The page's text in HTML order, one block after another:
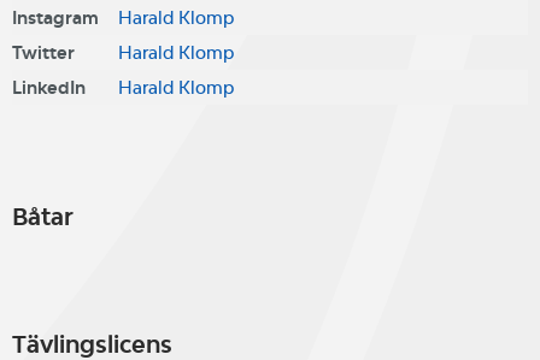
Instagram
Harald Klomp
Twitter
Harald Klomp
LinkedIn
Harald Klomp
Båtar
Tävlingslicens